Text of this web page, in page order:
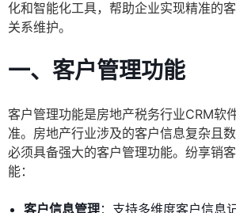
化和智能化工具，帮助企业实现精准的
关系维护。
一、客户管理功能
客户管理功能是房地产税务行业CRM软
准。房地产行业涉及的客户信息复杂且
必须具备强大的客户管理功能。纷享销
能：
客户信息管理：支持多维度客户信息